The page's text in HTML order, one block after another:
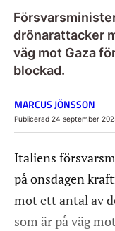
drönarattacker
väg mot Gaza
blockad.
MARCUS JÖNSSON
Publicerad 24 september
Italiens
på onsdagen
mot ett antal av
som är på väg